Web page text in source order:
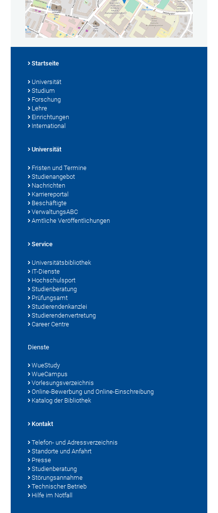
Startseite
Universität
Studium
Forschung
Lehre
Einrichtungen
International
Universität
Fristen und Termine
Studienangebot
Nachrichten
Karriereportal
Beschäftigte
VerwaltungsABC
Amtliche Veröffentlichungen
Service
Universitätsbibliothek
IT-Dienste
Hochschulsport
Studienberatung
Prüfungsamt
Studierendenkanzlei
Studierendenvertretung
Career Centre
Dienste
WueStudy
WueCampus
Vorlesungsverzeichnis
Online-Bewerbung und Online-Einschreibung
Katalog der Bibliothek
Kontakt
Telefon- und Adressverzeichnis
Standorte und Anfahrt
Presse
Studienberatung
Störungsannahme
Technischer Betrieb
Hilfe im Notfall